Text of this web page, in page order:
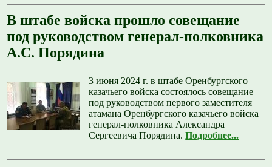
В штабе войска прошло совещание
под руководством генерал-полковника
А.С. Порядина
3 июня 2024 г. в штабе Оренбургского
казачьего войска состоялось совещание
под руководством первого заместителя
атамана Оренбургского казачьего войска
генерал-полковника Александра
Сергеевича Порядина.Подробнее...